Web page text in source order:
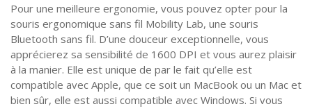
Pour une meilleure ergonomie, vous pouvez opter pour la
souris ergonomique sans fil Mobility Lab, une souris
Bluetooth sans fil. D’une douceur exceptionnelle, vous
apprécierez sa sensibilité de 1600 DPI et vous aurez plaisir
à la manier. Elle est unique de par le fait qu’elle est
compatible avec Apple, que ce soit un MacBook ou un Mac et
bien sûr, elle est aussi compatible avec Windows. Si vous